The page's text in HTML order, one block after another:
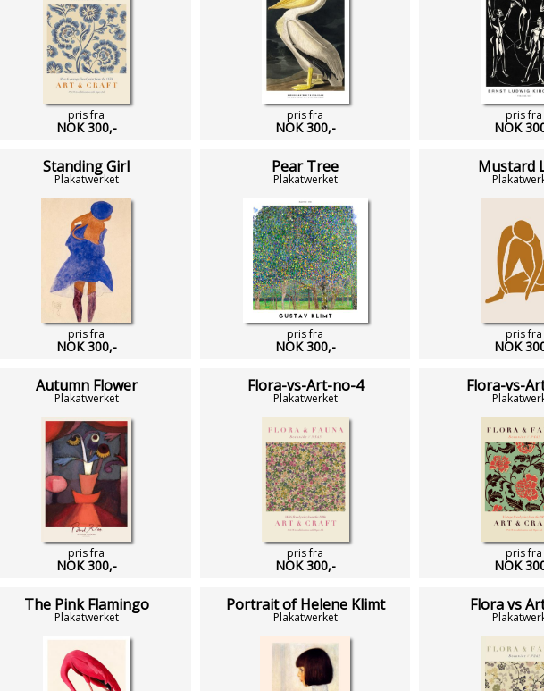
pris fra
NOK 300,-
pris fra
NOK 300,-
pris fra
NOK
Standing Girl
Plakatwerket
pris fra
NOK 300,-
Pear Tree
Plakatwerket
pris fra
NOK 300,-
Mustard
pris fra
NOK
Autumn Flower
Plakatwerket
pris fra
NOK 300,-
Flora-vs-Art-no-4
Plakatwerket
pris fra
NOK 300,-
Flora-vs-
pris fra
NOK
The Pink Flamingo
Plakatwerket
Portrait of Helene Klimt
Plakatwerket
Flora vs